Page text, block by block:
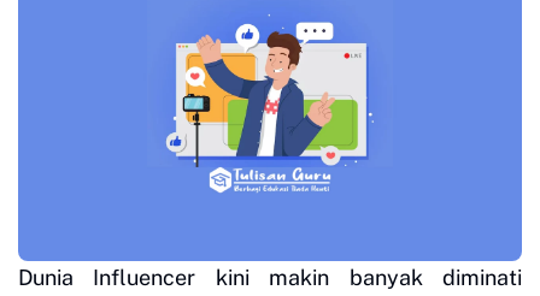
Dunia Influencer kini makin banyak diminati